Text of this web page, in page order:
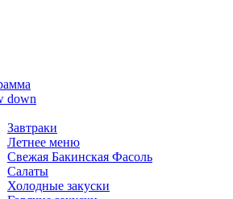
Завтраки
Летнее меню
Свежая Бакинская Фасоль
Салаты
Холодные закуски